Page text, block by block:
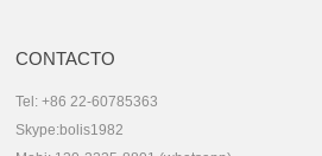
CONTACTO
Tel: +86 22-60785363
Skype:bolis1982